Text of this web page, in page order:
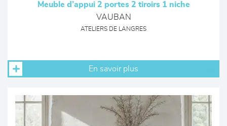
Meuble d’appui 2 portes 2 tiroirs 1 niche
VAUBAN
ATELIERS DE LANGRES
En savoir plus